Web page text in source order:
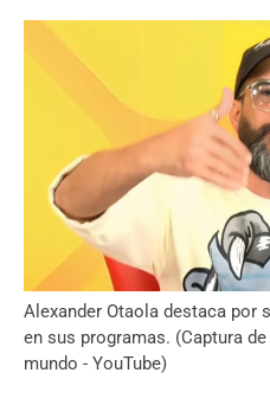
Alexander Otaola destaca por
en sus programas. (Captura
mundo - YouTube)